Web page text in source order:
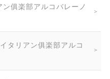
俱楽部アルコバレーノ
タリアン俱楽部アルコ